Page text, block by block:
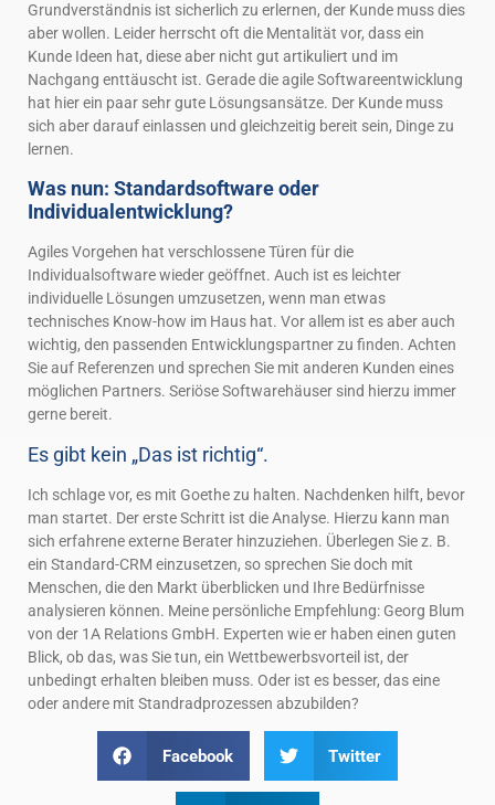
Grundverständnis ist sicherlich zu erlernen, der Kunde muss dies
aber wollen. Leider herrscht oft die Mentalität vor, dass ein
Kunde Ideen hat, diese aber nicht gut artikuliert und im
Nachgang enttäuscht ist. Gerade die agile Softwareentwicklung
hat hier ein paar sehr gute Lösungsansätze. Der Kunde muss
sich aber darauf einlassen und gleichzeitig bereit sein, Dinge zu
lernen.
Was nun: Standardsoftware oder
Individualentwicklung?
Agiles Vorgehen hat verschlossene Türen für die
Individualsoftware wieder geöffnet. Auch ist es leichter
individuelle Lösungen umzusetzen, wenn man etwas
technisches Know-how im Haus hat. Vor allem ist es aber auch
wichtig, den passenden Entwicklungspartner zu finden. Achten
Sie auf Referenzen und sprechen Sie mit anderen Kunden eines
möglichen Partners. Seriöse Softwarehäuser sind hierzu immer
gerne bereit.
Es gibt kein „Das ist richtig“.
Ich schlage vor, es mit Goethe zu halten. Nachdenken hilft, bevor
man startet. Der erste Schritt ist die Analyse. Hierzu kann man
sich erfahrene externe Berater hinzuziehen. Überlegen Sie z. B.
ein Standard-CRM einzusetzen, so sprechen Sie doch mit
Menschen, die den Markt überblicken und Ihre Bedürfnisse
analysieren können. Meine persönliche Empfehlung: Georg Blum
von der 1A Relations GmbH. Experten wie er haben einen guten
Blick, ob das, was Sie tun, ein Wettbewerbsvorteil ist, der
unbedingt erhalten bleiben muss. Oder ist es besser, das eine
oder andere mit Standradprozessen abzubilden?
Facebook Twitter